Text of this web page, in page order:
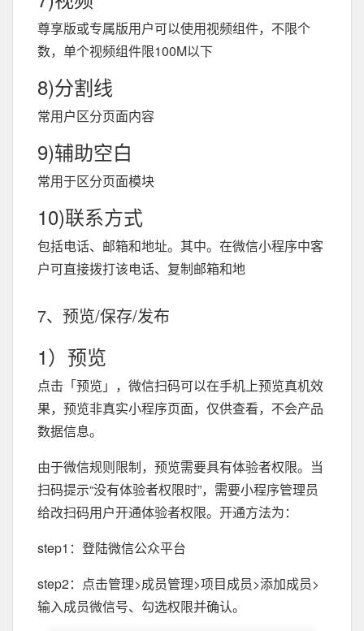
尊享版或专属版用户可以使用视频组件，不限个
数，单个视频组件限100M以下
8)分割线
常用户区分页面内容
9)辅助空白
常用于区分页面模块
10)联系方式
包括电话、邮箱和地址。其中。在微信小程序中客
户可直接拨打该电话、复制邮箱和地
7、预览/保存/发布
1）预览
点击「预览」，微信扫码可以在手机上预览真机效
果，预览非真实小程序页面，仅供查看，不会产品
数据信息。
由于微信规则限制，预览需要具有体验者权限。当
扫码提示“没有体验者权限时”，需要小程序管理员
给改扫码用户开通体验者权限。开通方法为：
step1：登陆微信公众平台
step2：点击管理>成员管理>项目成员>添加成员>
输入成员微信号、勾选权限并确认。